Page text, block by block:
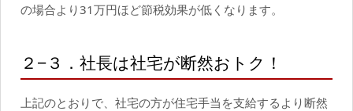
の場合より31万円ほど節税効果が低くなります。
２−３．社長は社宅が断然おトク！
上記のとおりで、社宅の方が住宅手当を支給するより断然